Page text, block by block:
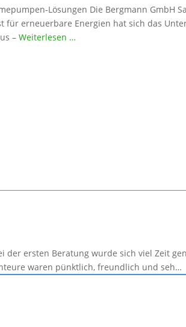
Lösungen Die Bergmann GmbH
für erneuerbare Energien hat sich das
– Weiterlesen …
ersten Beratung wurde sich viel Zeit
waren pünktlich, freundlich und seh…